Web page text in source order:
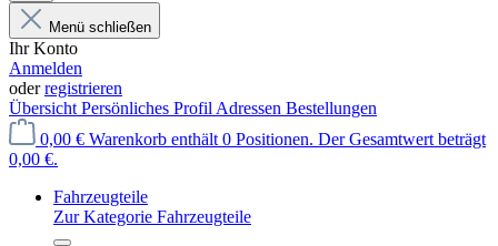
Menü schließen
Ihr Konto
Anmelden
oderregistrieren
Übersicht Persönliches Profil Adressen Bestellungen
0,00 € Warenkorb enthält 0 Positionen. Der Gesamtwert beträgt
0,00 €.
Fahrzeugteile
Zur Kategorie Fahrzeugteile